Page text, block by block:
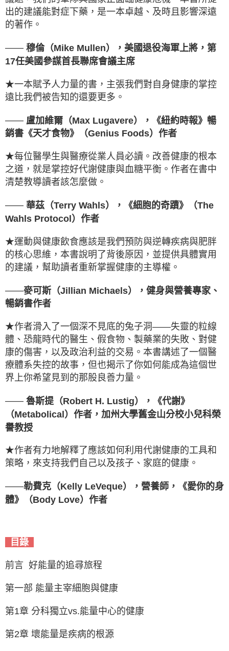
出的建議能對症下藥，是一本卓越、及時且影響深遠
的著作。
—— 穆倫（Mike Mullen），美國退役海軍上將，第
17任美國參謀首長聯席會議主席
★一本賦予人力量的書，主張我們對自身健康的掌控
遠比我們被告知的還要更多。
—— 盧加維爾（Max Lugavere），《紐約時報》暢
銷書《天才食物》（Genius Foods）作者
★每位醫學生與醫療從業人員必讀。改善健康的根本
之道，就是掌控好代謝健康與血糖平衡。作者在書中
清楚教導讀者該怎麼做。
—— 華茲（Terry Wahls），《細胞的奇蹟》（The
Wahls Protocol）作者
★運動與健康飲食應該是我們預防與逆轉疾病與肥胖
的核心思維，本書說明了背後原因，並提供具體實用
的建議，幫助讀者重新掌握健康的主導權。
——麥可斯（Jillian Michaels），健身與營養專家、
暢銷書作者
★作者滑入了一個深不見底的兔子洞——失靈的粒線
體、恐龍時代的醫生、假食物、製藥業的失敗、對健
康的傷害，以及政治利益的交易。本書講述了一個醫
療體系失控的故事，但也揭示了你如何能成為這個世
界上你希望見到的那股良善力量。
—— 魯斯提（Robert H. Lustig），《代謝》
（Metabolical）作者，加州大學舊金山分校小兒科榮
譽教授
★作者有力地解釋了應該如何利用代謝健康的工具和
策略，來支持我們自己以及孩子、家庭的健康。
——勒費克（Kelly LeVeque），營養師，《愛你的身
體》（Body Love）作者
目錄
前言 好能量的追尋旅程
第一部 能量主宰細胞與健康
第1章 分科獨立vs.能量中心的健康
第2章 壞能量是疾病的根源